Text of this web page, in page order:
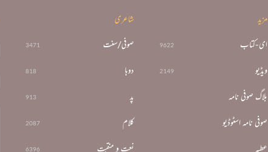
شاعری
صوفی/سنت 3471
دوہا 818
پد 913
کلام 2087
نعت و منقبت 6396
مزید
ای-کتاب 9622
ویڈیو 2149
بلاگ صوفی نامہ
صوفی نامہ اسٹوڈیو
عطیہ